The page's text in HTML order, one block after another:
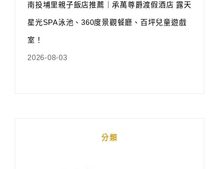
南投埔里親子飯店推薦｜承萬尊爵渡假酒店 露天
星光SPA泳池、360度景觀餐廳、百坪兒童遊戲
室！
2026-08-03
分類